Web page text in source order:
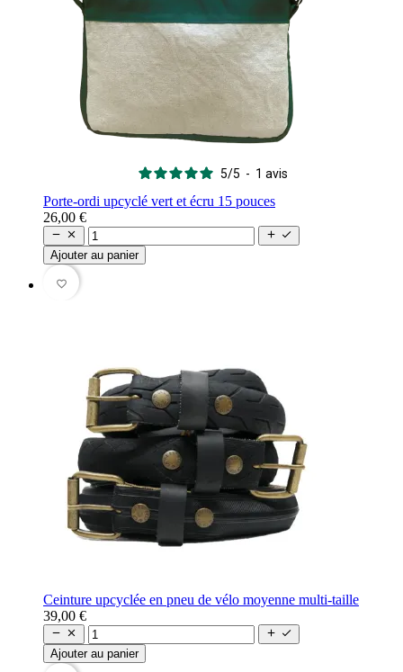
5/5 - 1 avis
Porte-ordi upcyclé vert et écru 15 pouces
26,00 €
   
Ajouter au panier
favorite_border
Ceinture upcyclée en pneu de vélo moyenne multi-taille
39,00 €
   
Ajouter au panier